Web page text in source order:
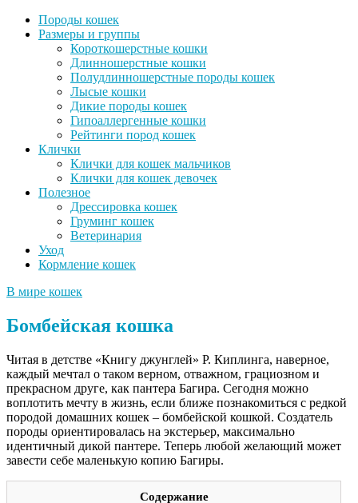
Породы кошек
Размеры и группы
Короткошерстные кошки
Длинношерстные кошки
Полудлинношерстные породы кошек
Лысые кошки
Дикие породы кошек
Гипоаллергенные кошки
Рейтинги пород кошек
Клички
Клички для кошек мальчиков
Клички для кошек девочек
Полезное
Дрессировка кошек
Груминг кошек
Ветеринария
Уход
Кормление кошек
В мире кошек
Бомбейская кошка
Читая в детстве «Книгу джунглей» Р. Киплинга, наверное,
каждый мечтал о таком верном, отважном, грациозном и
прекрасном друге, как пантера Багира. Сегодня можно
воплотить мечту в жизнь, если ближе познакомиться с редкой
породой домашних кошек – бомбейской кошкой. Создатель
породы ориентировалась на экстерьер, максимально
идентичный дикой пантере. Теперь любой желающий может
завести себе маленькую копию Багиры.
Содержание